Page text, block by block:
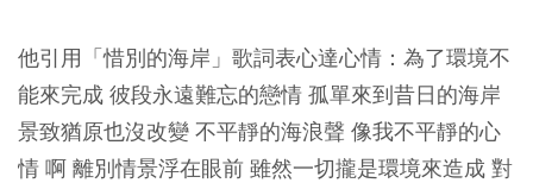
他引用「惜別的海岸」歌詞表心達心情：為了環境不
能來完成 彼段永遠難忘的戀情 孤單來到昔日的海岸
景致猶原也沒改變 不平靜的海浪聲 像我不平靜的心
情 啊 離別情景浮在眼前 雖然一切攏是環境來造成 對